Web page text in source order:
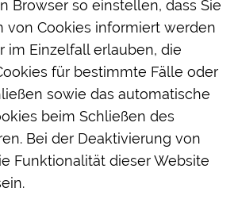
Browser so einstellen, dass Sie
von Cookies informiert werden
im Einzelfall erlauben, die
für bestimmte Fälle oder
sowie das automatische
beim Schließen des
Bei der Deaktivierung von
Funktionalität dieser Website